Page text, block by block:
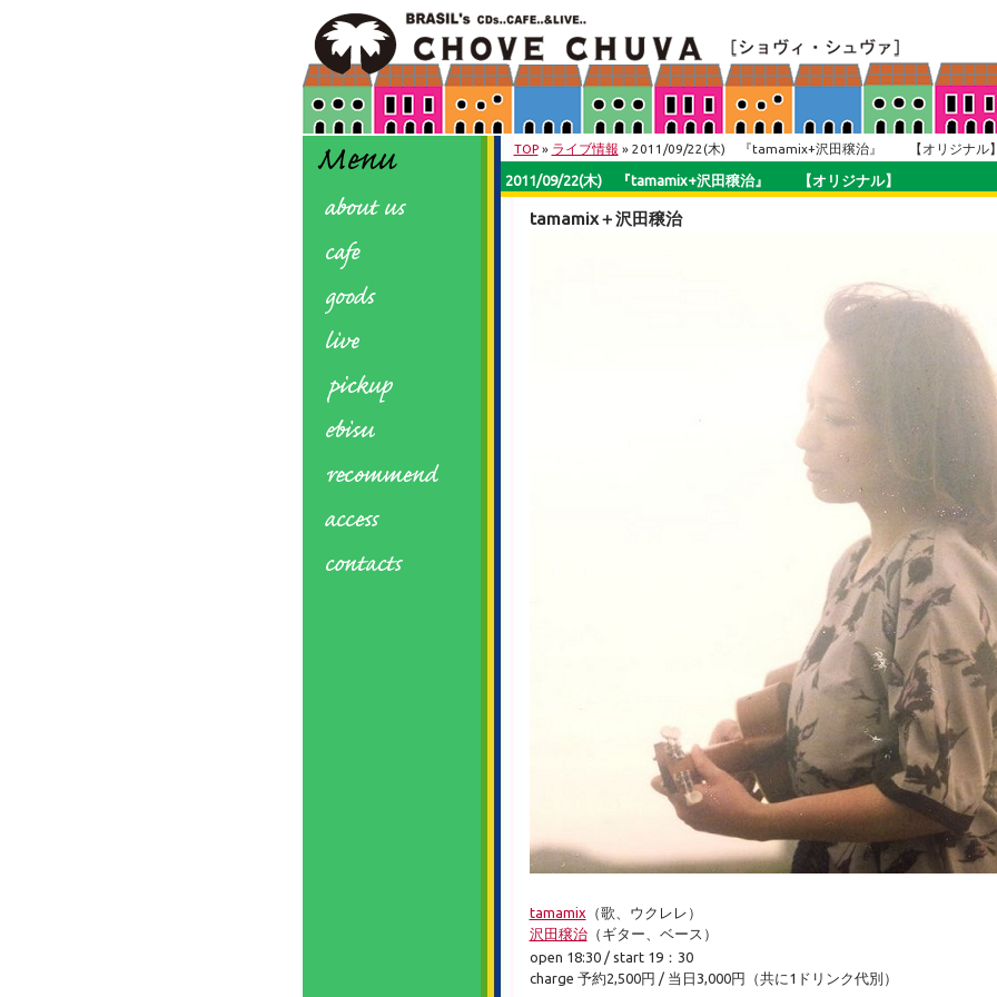
TOP» ライブ情報 » 2011/09/22(木) 『tamamix+沢田穣治』 【オリジナル
2011/09/22(木) 『tamamix+沢田穣治』 【オリジナル】
tamamix＋沢田穣治
tamamix （歌、ウクレレ）
沢田穣治（ギター、ベース）
open 18:30 / start 19：30
charge 予約2,500円 / 当日3,000円（共に1ドリンク代別）